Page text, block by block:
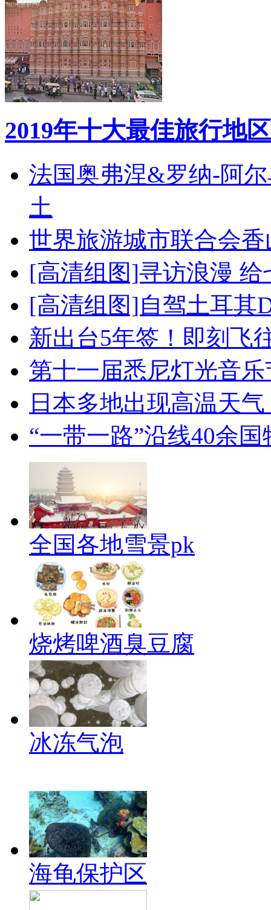
2019年十大最佳旅行地区
法国奥弗涅&罗纳-阿
土
世界旅游城市联合会
[高清组图]寻访浪漫
[高清组图]自驾土耳其
新出台5年签！即刻飞
第十一届悉尼灯光音
日本多地出现高温天
“一带一路”沿线40余
全国各地雪景pk
烧烤啤酒臭豆腐
冰冻气泡
海龟保护区